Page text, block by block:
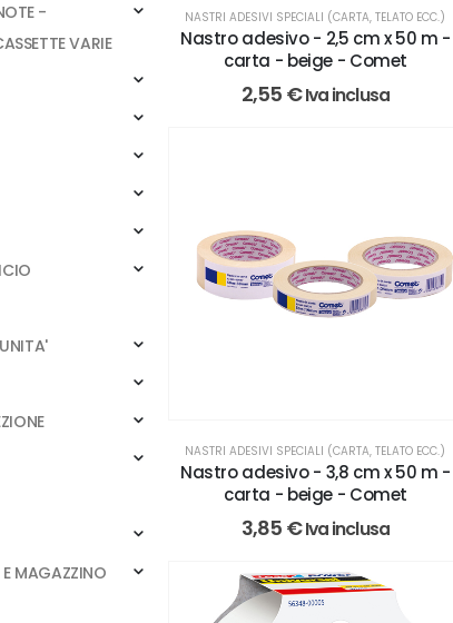
NASTRI ADESIVI SPECIALI (CARTA, TELATO ECC.)
Nastro adesivo - 2,5 cm x 50 m -
carta - beige - Comet
2,55 €Iva inclusa
NASTRI ADESIVI SPECIALI (CARTA, TELATO ECC.)
Nastro adesivo - 3,8 cm x 50 m -
carta - beige - Comet
3,85 €Iva inclusa
-
VARIE
E MAGAZZINO